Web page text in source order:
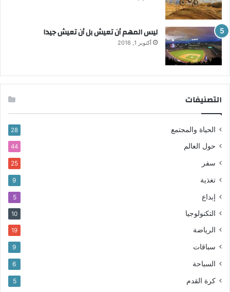
ليس المهم أن تعيش بل أن تعيش جيدا
أكتوبر 1, 2016
التصنيفات
الحياة والمجتمع 28
حول العالم 44
سفر 25
تغذية 9
إبداع 5
التكنولوجيا 10
الرياضة 19
سباقات 9
السباحة 6
كرة القدم 5